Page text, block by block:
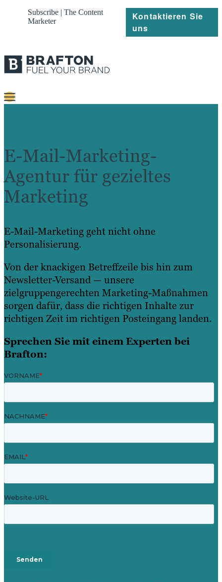
Subscribe | The Content
Marketer
Kontaktieren Sie
uns
Platforms
Referenzen
Über
E-Mail-Marketing-
Agentur für gezieltes
Marketing
E-Mail-Marketing geht nicht ohne
Personalisierung.
Von der knackigen Betreffzeile bis hin zum
Newsletter-Versand — unsere
zielgruppengerechten Marketing-Maßnahmen
sorgen dafür, dass die richtigen Inhalte zur
richtigen Zeit im richtigen Posteingang landen.
Sprechen Sie mit einem Experten bei
Brafton: